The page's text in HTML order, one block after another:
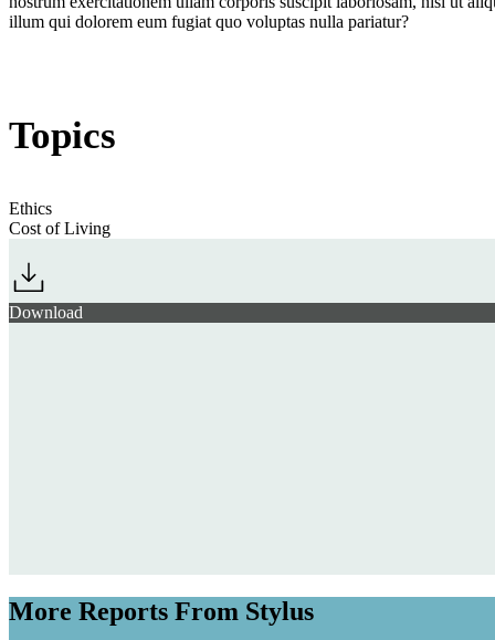
illum qui dolorem eum fugiat quo voluptas nulla pariatur?
Topics
Ethics
Cost of Living
Download
More Reports From Stylus